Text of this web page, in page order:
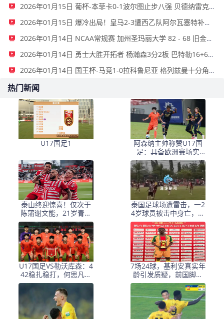
2026年01月15日 葡杯-本菲卡0-1波尔图止步八强 贝德纳雷克制胜帕夫利季斯失良机
2026年01月15日 爆冷出局！皇马2-3遭西乙队阿尔瓦塞特补时绝杀 无缘国王杯8强
2026年01月14日 NCAA常规赛 加州圣玛丽大学 82 - 68 旧金山大学 全场集锦
2026年01月14日 勇士大胜开拓者 杨瀚森3分2板 巴特勒16+6+5 库里9中2送11助
2026年01月14日 国王杯-马竞1-0拉科鲁尼亚 格列兹曼十分角任意球破门+远射中横梁
热门新闻
U17国足1
阿森纳主帅称赞U17国
足：具备欧洲赛场实
力，两位球员特别突出
泰山终迎惊喜！仅次于
陈蒲谢文能，21岁青妖
崛起，未来国足新锋
线！
泰国足球场遭雷击，一2
4岁球员被击中身亡，身
边多人倒地，至少9人受
伤，警方介入调查
U17国足VS勒沃库森：4
42稳扎稳打，何思凡邝
兆镭领衔，赵松源冲锋
7场24球，基利安真实年
龄引发质疑，前国脚毛
剑卿称造假很正常